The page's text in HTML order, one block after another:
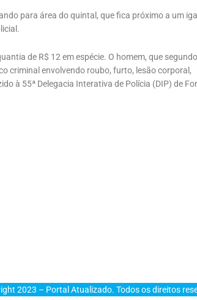
para área do quintal, que fica próximo a um
de R$ 12 em espécie. O homem, que segundo
criminal envolvendo roubo, furto, lesão corporal,
à 55ª Delegacia Interativa de Polícia (DIP) de
2023 – Portal Atualizado. Todos os direitos